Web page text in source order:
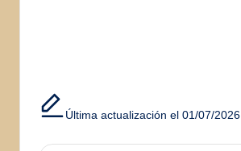
Última actualización el 01/07/2026